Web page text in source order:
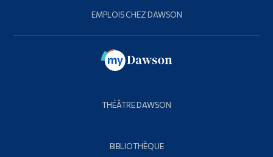
EMPLOIS CHEZ DAWSON
THÉÂTRE DAWSON
BIBLIOTHÈQUE